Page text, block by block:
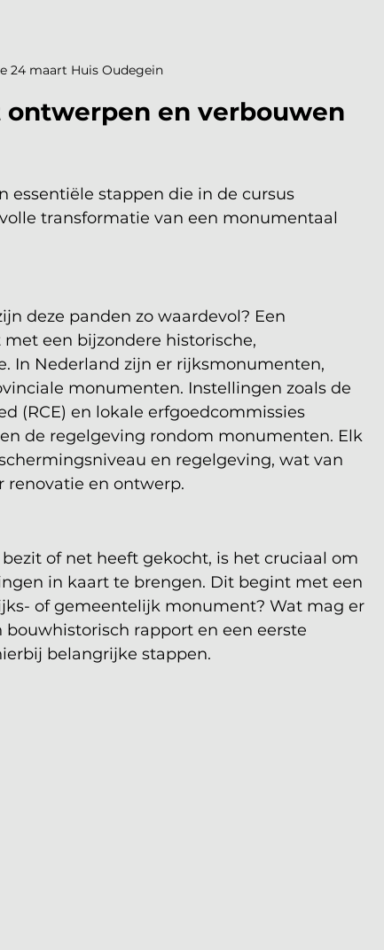
24 maart Huis Oudegein
ontwerpen en verbouwen
essentiële stappen die in de cursus
transformatie van een monumentaal
deze panden zo waardevol? Een
een bijzondere historische,
In Nederland zijn er rijksmonumenten,
monumenten. Instellingen zoals de
(RCE) en lokale erfgoedcommissies
de regelgeving rondom monumenten. Elk
en regelgeving, wat van
renovatie en ontwerp.
of net heeft gekocht, is het cruciaal om
in kaart te brengen. Dit begint met een
of gemeentelijk monument? Wat mag er
rapport en een eerste
belangrijke stappen.